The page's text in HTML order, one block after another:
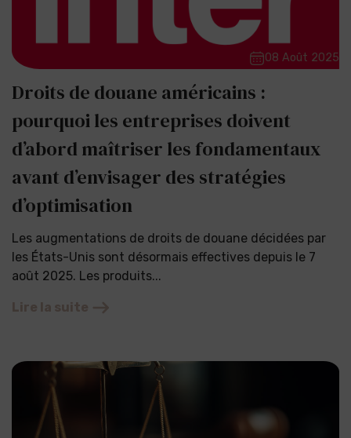
08 Août 2025
Droits de douane américains :
pourquoi les entreprises doivent
d’abord maîtriser les fondamentaux
avant d’envisager des stratégies
d’optimisation
Les augmentations de droits de douane décidées par
les États-Unis sont désormais effectives depuis le 7
août 2025. Les produits...
Lire la suite